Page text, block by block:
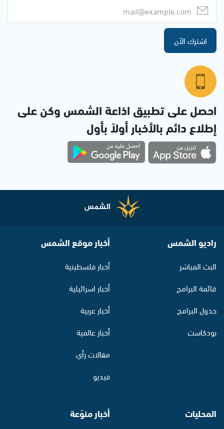
اشترك الآن
احصل على تطبيق اذاعة الشمس وكن على
إطلاع دائم بالأخبار أولاً بأول
راديو الشمس
البث المباشر
قائمة البرامج
جدول البرامج
بودكاست
أخبار موقع الشمس
أخبار فلسطينية
أخبار اسرائيلية
أخبار عربية
أخبار عالمية
مقالات رأي
فيديو
المحليات أخبار منوّعة